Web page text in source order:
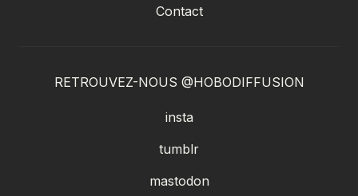
Contact
RETROUVEZ-NOUS @HOBODIFFUSION
insta
tumblr
mastodon